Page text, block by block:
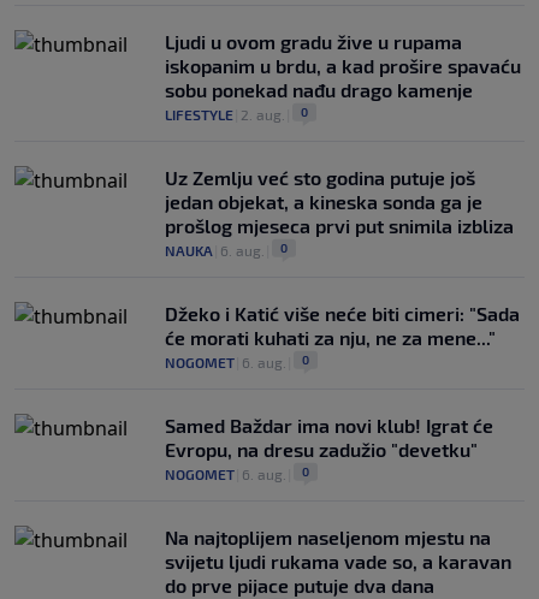
Ljudi u ovom gradu žive u rupama
iskopanim u brdu, a kad prošire spavaću
sobu ponekad nađu drago kamenje
LIFESTYLE 2. aug. 0
Uz Zemlju već sto godina putuje još
jedan objekat, a kineska sonda ga je
prošlog mjeseca prvi put snimila izbliza
NAUKA 6. aug. 0
Džeko i Katić više neće biti cimeri: "Sada
će morati kuhati za nju, ne za mene..."
NOGOMET 6. aug. 0
Samed Baždar ima novi klub! Igrat će
Evropu, na dresu zadužio "devetku"
NOGOMET 6. aug. 0
Na najtoplijem naseljenom mjestu na
svijetu ljudi rukama vade so, a karavan
do prve pijace putuje dva dana